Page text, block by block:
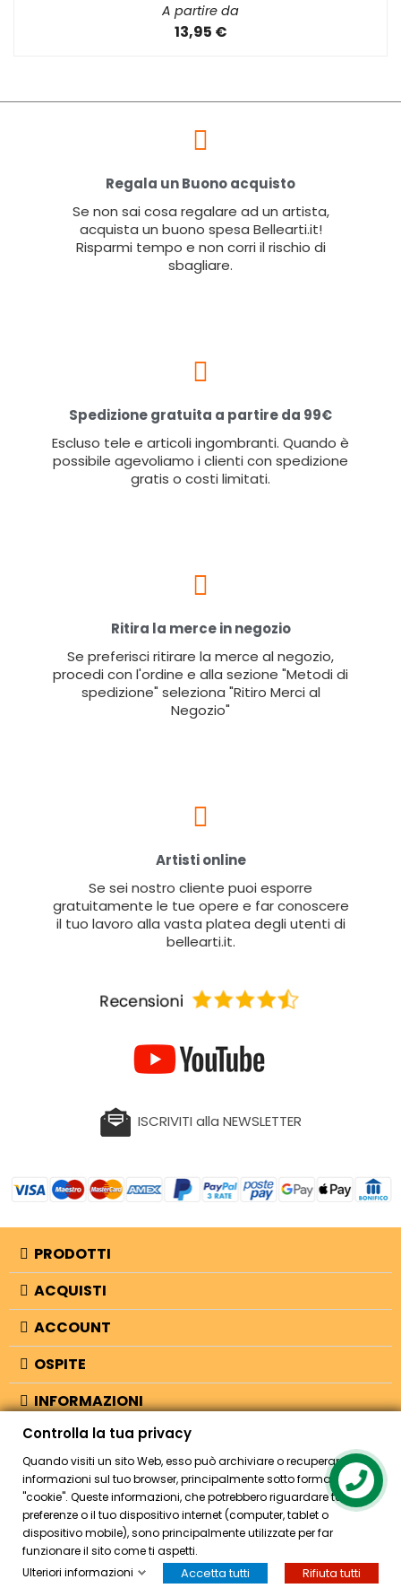
A partire da
13,95 €
Regala un Buono acquisto
Se non sai cosa regalare ad un artista,
acquista un buono spesa Bellearti.it!
Risparmi tempo e non corri il rischio di
sbagliare.
Spedizione gratuita a partire da 99€
Escluso tele e articoli ingombranti. Quando è
possibile agevoliamo i clienti con spedizione
gratis o costi limitati.
Ritira la merce in negozio
Se preferisci ritirare la merce al negozio,
procedi con l'ordine e alla sezione "Metodi di
spedizione" seleziona "Ritiro Merci al
Negozio"
Artisti online
Se sei nostro cliente puoi esporre
gratuitamente le tue opere e far conoscere
il tuo lavoro alla vasta platea degli utenti di
bellearti.it.
ISCRIVITI alla NEWSLETTER
PRODOTTI
ACQUISTI
ACCOUNT
OSPITE
INFORMAZIONI
NEGOZIO
© 2026 - Bellearti.it -credits
HOME ACCOUNT CASSA CERCA
Controlla la tua privacy
Quando visiti un sito Web, esso può archiviare o recuperare
informazioni sul tuo browser, principalmente sotto forma di
"cookie". Queste informazioni, che potrebbero riguardare te, le tue
preferenze o il tuo dispositivo internet (computer, tablet o
dispositivo mobile), sono principalmente utilizzate per far
funzionare il sito come ti aspetti.
Ulteriori informazioni
Accetta tutti Rifiuta tutti
Contact us